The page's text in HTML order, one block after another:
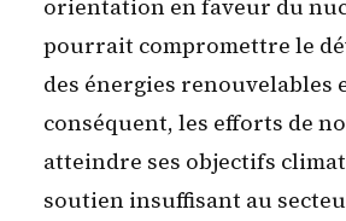
orientation en faveur du
pourrait compromettre le
des énergies renouvelables
conséquent, les efforts de
atteindre ses objectifs
soutien insuffisant au